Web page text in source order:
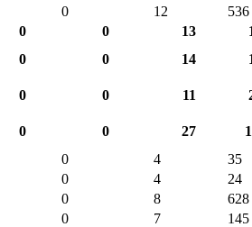
0 12
536
0 0 13
0 0 14
0 0 11
0 0 27
0 4
35
0 4
24
0 8
628
0 7
145